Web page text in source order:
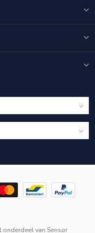
onderdeel van Sensor